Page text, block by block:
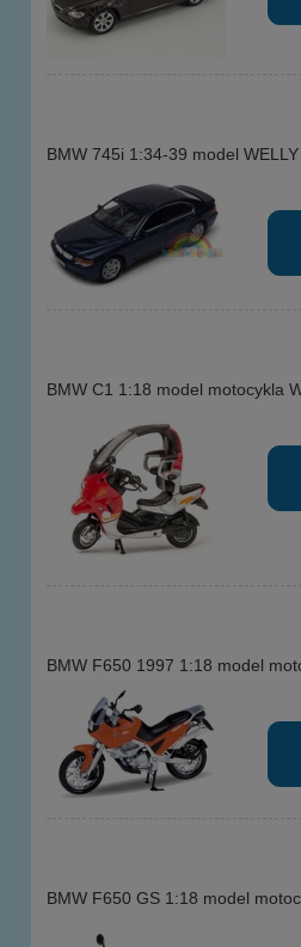
BMW 745i 1:34-39 model WELLY
BMW C1 1:18 model motocykla
BMW F650 1997 1:18 model
BMW F650 GS 1:18 model